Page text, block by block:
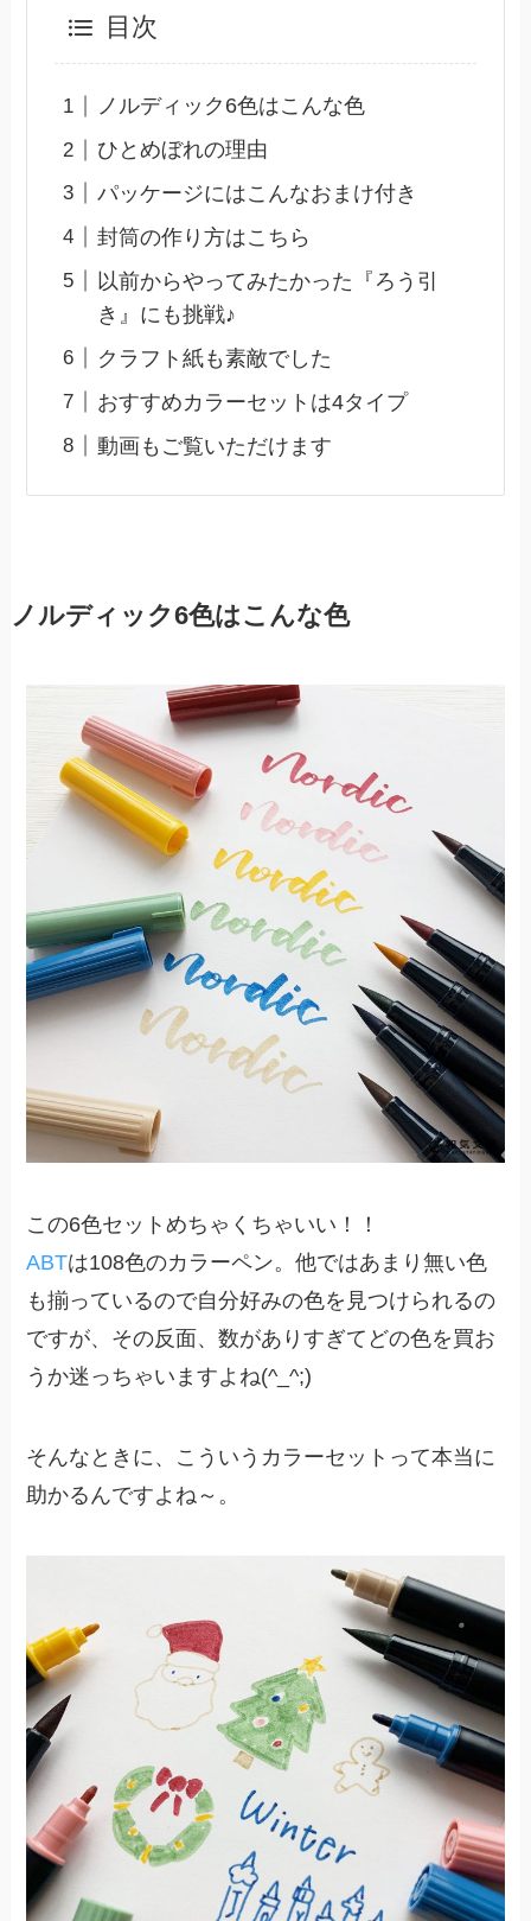
目次
ノルディック6色はこんな色
ひとめぼれの理由
パッケージにはこんなおまけ付き
封筒の作り方はこちら
以前からやってみたかった『ろう引
き』にも挑戦♪
クラフト紙も素敵でした
おすすめカラーセットは4タイプ
動画もご覧いただけます
ノルディック6色はこんな色
この6色セットめちゃくちゃいい！！
ABTは108色のカラーペン。他ではあまり無い色
も揃っているので自分好みの色を見つけられるの
ですが、その反面、数がありすぎてどの色を買お
うか迷っちゃいますよね(^_^;)
そんなときに、こういうカラーセットって本当に
助かるんですよね～。